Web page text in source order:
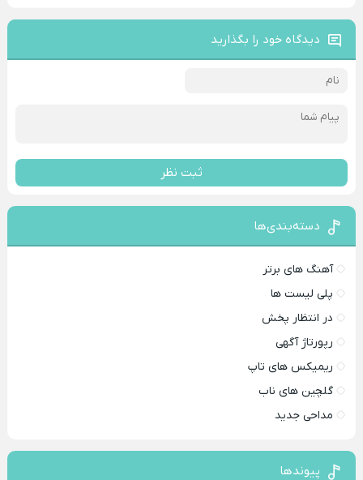
دیدگاه خود را بگذارید
ثبت نظر
دسته‌بندی‌ها
آهنگ های برتر
پلی لیست ها
در انتظار پخش
رپورتاژ آگهی
ریمیکس های تاپ
گلچین های ناب
مداحی جدید
پیوندها